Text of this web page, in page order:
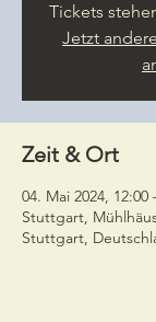
Tickets
Jetzt
Zeit & Ort
04. Mai 2024, 12:00
Stuttgart,
Stuttgart,